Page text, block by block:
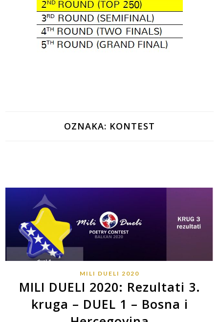
OZNAKA: KONTEST
MILI DUELI 2020
MILI DUELI 2020: Rezultati 3.
kruga – DUEL 1 – Bosna i